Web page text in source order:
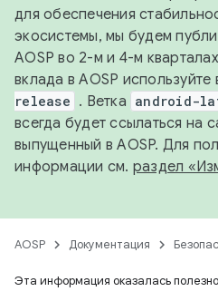
для обеспечения
экосистемы, мы будем
AOSP во 2-м и 4-м
вклада в AOSP используйте
release . Ветка android-
всегда будет ссылаться на
выпущенный в AOSP. Для
информации см. раздел
AOSP Документация
Эта информация оказалась